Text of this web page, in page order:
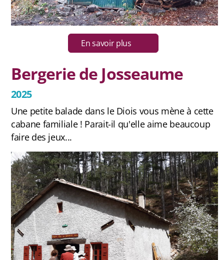
En savoir plus
Bergerie de Josseaume
2025
Une petite balade dans le Diois vous mène à cette
cabane familiale ! Parait-il qu'elle aime beaucoup
faire des jeux...
Autour des cabanes
Jeux
Livres
Livre d'or virtuel
Contact et newsletter